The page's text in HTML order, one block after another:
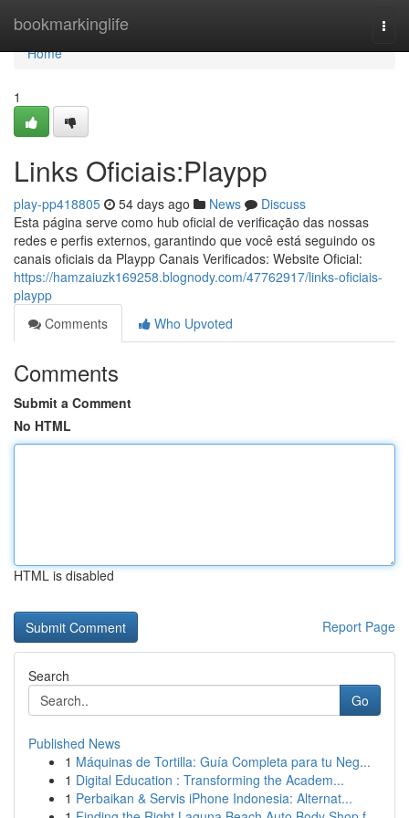
bookmarkinglife
Home
Home
1
Links Oficiais:Playpp
play-pp418805 54 days ago News
Discuss
Esta página serve como hub oficial de verificação das nossas
redes e perfis externos, garantindo que você está seguindo os
canais oficiais da Playpp Canais Verificados: Website Oficial:
https://hamzaiuzk169258.blognody.com/47762917/links-oficiais-
playpp
Comments
Who Upvoted
Comments
Submit a Comment
No HTML
HTML is disabled
Report Page
Search
Go
Published News
1 Máquinas de Tortilla: Guía Completa para tu Neg...
1 Digital Education : Transforming the Academ...
1 Perbaikan & Servis iPhone Indonesia: Alternat...